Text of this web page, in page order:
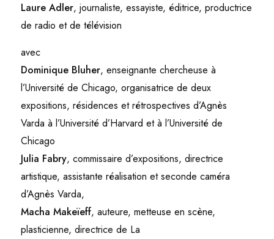
Laure Adler, journaliste, essayiste, éditrice, productrice
de radio et de télévision
avec
Dominique Bluher, enseignante chercheuse à
l’Université de Chicago, organisatrice de deux
expositions, résidences et rétrospectives d’Agnès
Varda à l’Université d’Harvard et à l’Université de
Chicago
Julia Fabry, commissaire d’expositions, directrice
artistique, assistante réalisation et seconde caméra
d’Agnès Varda,
Macha Makeïeff, auteure, metteuse en scène,
plasticienne, directrice de La